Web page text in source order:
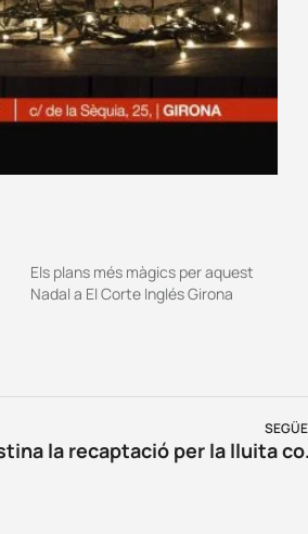
Els plans més màgics per aquest
Nadal a El Corte Inglés Girona
König